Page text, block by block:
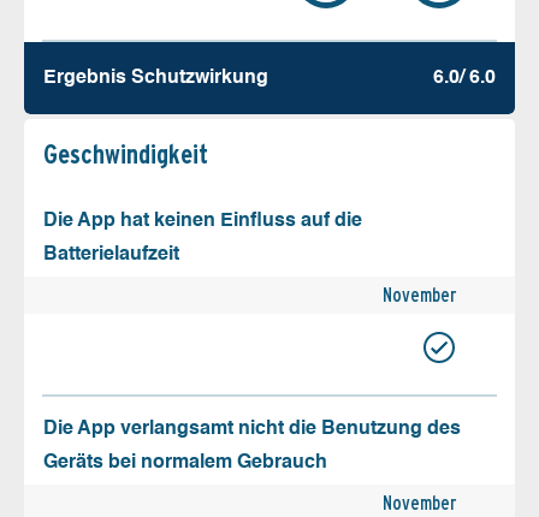
Ergebnis Schutz­wirkung 6.0/ 6.0
Geschw­indigkeit
Die App hat keinen Einfluss auf die
Batterielaufzeit
November
Die App verlangsamt nicht die Benutzung des
Geräts bei normalem Gebrauch
November